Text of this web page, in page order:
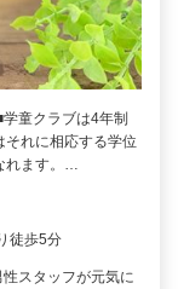
童クラブは4年制
それに相応する学位
れます。…
徒歩5分
スタッフが元気に